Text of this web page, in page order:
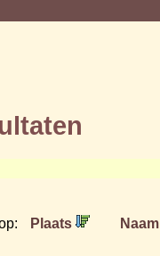
Plaats Naam